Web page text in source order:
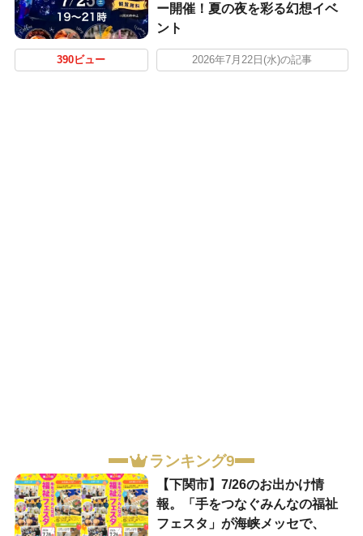
ー開催！夏の夜を彩る幻想イベ
ント
390ビュー 2026年7月22日(水)の記事
ランキング9
【下関市】7/26のお出かけ情
報。「手をつなぐみんなの福祉
フェスタ」が海峡メッセで、